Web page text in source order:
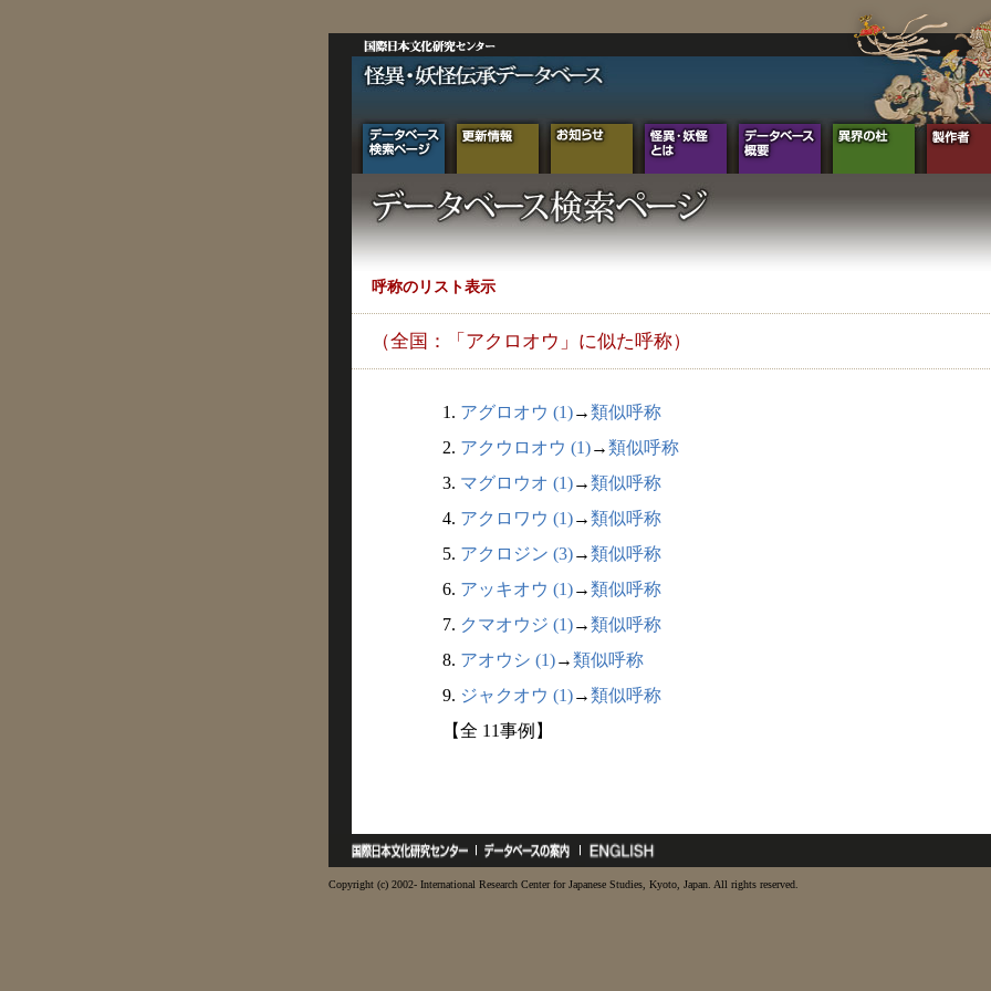
呼称のリスト表示
（全国：「アクロオウ」に似た呼称）
1. アグロオウ (1)→類似呼称
2. アクウロオウ (1)→類似呼称
3. マグロウオ (1)→類似呼称
4. アクロワウ (1)→類似呼称
5. アクロジン (3)→類似呼称
6. アッキオウ (1)→類似呼称
7. クマオウジ (1)→類似呼称
8. アオウシ (1)→類似呼称
9. ジャクオウ (1)→類似呼称
【全 11事例】
Copyright (c) 2002- International Research Center for Japanese Studies, Kyoto, Japan. All rights reserved.